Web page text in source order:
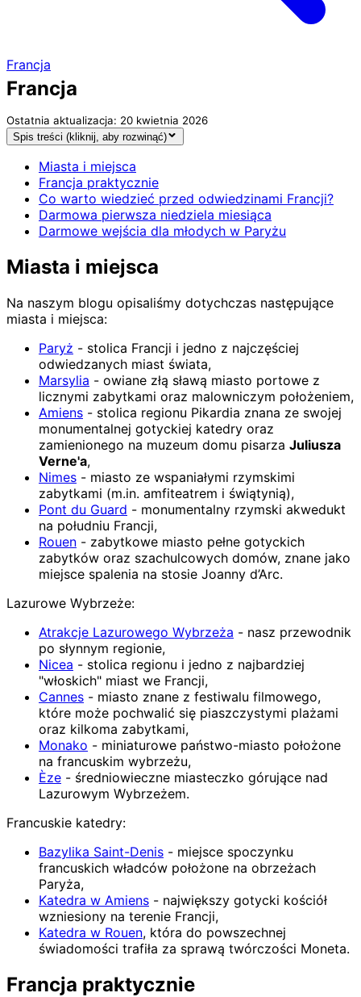
Francja
Francja
Ostatnia aktualizacja: 20 kwietnia 2026
Spis treści (kliknij, aby rozwinąć)
Miasta i miejsca
Francja praktycznie
Co warto wiedzieć przed odwiedzinami Francji?
Darmowa pierwsza niedziela miesiąca
Darmowe wejścia dla młodych w Paryżu
Miasta i miejsca
Na naszym blogu opisaliśmy dotychczas następujące
miasta i miejsca:
Paryż - stolica Francji i jedno z najczęściej
odwiedzanych miast świata,
Marsylia - owiane złą sławą miasto portowe z
licznymi zabytkami oraz malowniczym położeniem,
Amiens - stolica regionu Pikardia znana ze swojej
monumentalnej gotyckiej katedry oraz
zamienionego na muzeum domu pisarza Juliusza
Verne'a,
Nimes - miasto ze wspaniałymi rzymskimi
zabytkami (m.in. amfiteatrem i świątynią),
Pont du Guard - monumentalny rzymski akwedukt
na południu Francji,
Rouen - zabytkowe miasto pełne gotyckich
zabytków oraz szachulcowych domów, znane jako
miejsce spalenia na stosie Joanny d’Arc.
Lazurowe Wybrzeże:
Atrakcje Lazurowego Wybrzeża - nasz przewodnik
po słynnym regionie,
Nicea - stolica regionu i jedno z najbardziej
"włoskich" miast we Francji,
Cannes - miasto znane z festiwalu filmowego,
które może pochwalić się piaszczystymi plażami
oraz kilkoma zabytkami,
Monako - miniaturowe państwo-miasto położone
na francuskim wybrzeżu,
Èze - średniowieczne miasteczko górujące nad
Lazurowym Wybrzeżem.
Francuskie katedry:
Bazylika Saint-Denis - miejsce spoczynku
francuskich władców położone na obrzeżach
Paryża,
Katedra w Amiens - największy gotycki kościół
wzniesiony na terenie Francji,
Katedra w Rouen, która do powszechnej
świadomości trafiła za sprawą twórczości Moneta.
Francja praktycznie